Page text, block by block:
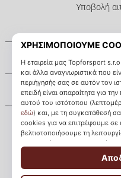
Σχετικά μ' εμάς
Εξυπηρέτηση πελατών
Υποβολή